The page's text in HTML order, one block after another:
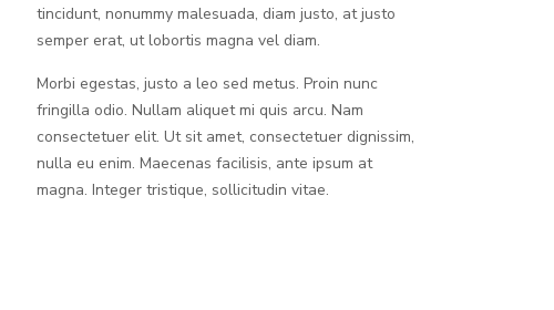
tincidunt, nonummy malesuada, diam justo, at justo
semper erat, ut lobortis magna vel diam.
Morbi egestas, justo a leo sed metus. Proin nunc
fringilla odio. Nullam aliquet mi quis arcu. Nam
consectetuer elit. Ut sit amet, consectetuer dignissim,
nulla eu enim. Maecenas facilisis, ante ipsum at
magna. Integer tristique, sollicitudin vitae.